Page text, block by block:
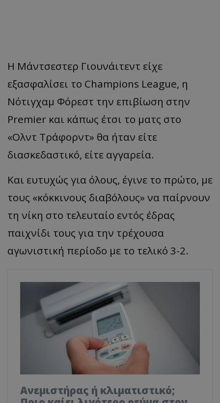
Η Μάντσεστερ Γιουνάιτεντ είχε
εξασφαλίσει το Champions League, η
Νότιγχαμ Φόρεστ την επιβίωση στην
Premier και κάπως έτσι το ματς στο
«Ολντ Τράφορντ» θα ήταν είτε
διασκεδαστικό, είτε αγγαρεία.
Και ευτυχώς για όλους, έγινε το πρώτο, με
τους «κόκκινους διαβόλους» να παίρνουν
τη νίκη στο τελευταίο εντός έδρας
παιχνίδι τους για την τρέχουσα
αγωνιστική περίοδο με το τελικό 3-2.
Ανεμιστήρας ή κλιματιστικό;